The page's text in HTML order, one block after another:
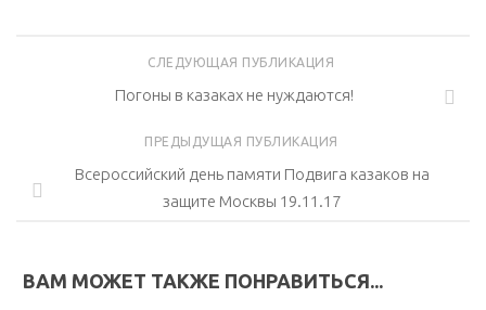
СЛЕДУЮЩАЯ ПУБЛИКАЦИЯ
Погоны в казаках не нуждаются!
ПРЕДЫДУЩАЯ ПУБЛИКАЦИЯ
Всероссийский день памяти Подвига казаков на
защите Москвы 19.11.17
ВАМ МОЖЕТ ТАКЖЕ ПОНРАВИТЬСЯ...